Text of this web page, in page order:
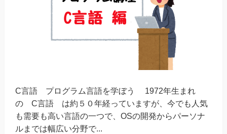
C言語 プログラム言語を学ぼう 1972年生まれ
の C言語 は約５０年経っていますが、今でも人気
も需要も高い言語の一つで、OSの開発からパーソナ
ルまでは幅広い分野で...